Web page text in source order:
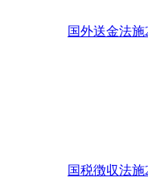
国外送金法施
国税徴収法施